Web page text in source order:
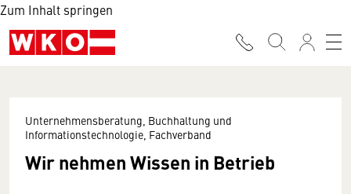
Zum Inhalt springen
Unternehmensberatung, Buchhaltung und
Informationstechnologie, Fachverband
Wir nehmen Wissen in Betrieb